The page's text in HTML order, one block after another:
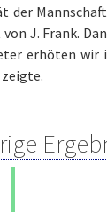
der
J. Frank.
erhöten wir